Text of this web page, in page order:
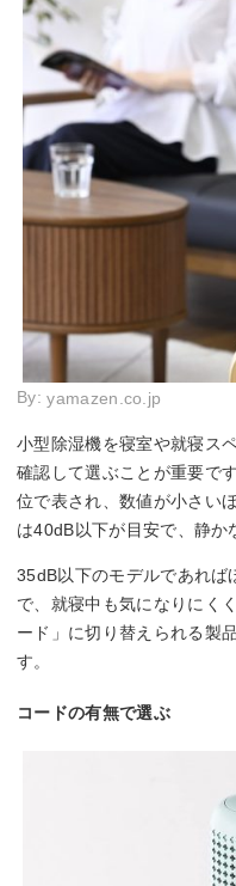
By:yamazen.co.jp
小型除湿機を寝室や就寝ス
確認して選ぶことが重要で
位で表され、数値が小さい
は40dB以下が目安で、静か
35dB以下のモデルであれば
で、就寝中も気になりにく
ード」に切り替えられる製
す。
コードの有無で選ぶ